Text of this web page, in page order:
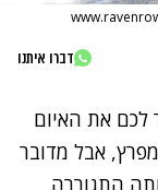
דברו איתנו
לכם את האיום
אבל מדובר
התגוררה